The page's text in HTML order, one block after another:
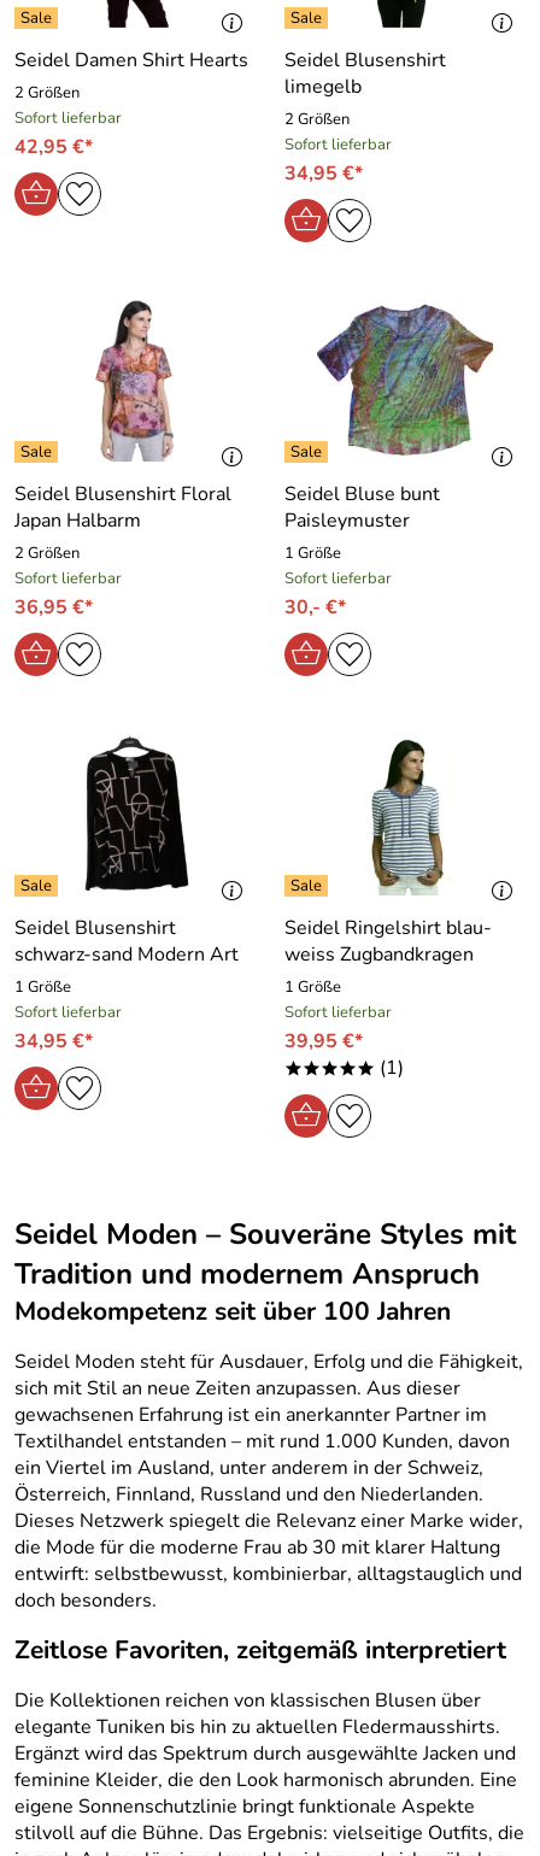
Seidel Damen Shirt Hearts
2 Größen
Sofort lieferbar
42,95 €*
Seidel Blusenshirt
limegelb
2 Größen
Sofort lieferbar
34,95 €*
Seidel Blusenshirt Floral
Japan Halbarm
2 Größen
Sofort lieferbar
36,95 €*
Seidel Bluse bunt
Paisleymuster
1 Größe
Sofort lieferbar
30,- €*
Seidel Blusenshirt
schwarz-sand Modern Art
1 Größe
Sofort lieferbar
34,95 €*
Seidel Ringelshirt blau-
weiss Zugbandkragen
1 Größe
Sofort lieferbar
39,95 €*
***** (1)
Seidel Moden – Souveräne Styles mit
Tradition und modernem Anspruch
Modekompetenz seit über 100 Jahren
Seidel Moden steht für Ausdauer, Erfolg und die Fähigkeit,
sich mit Stil an neue Zeiten anzupassen. Aus dieser
gewachsenen Erfahrung ist ein anerkannter Partner im
Textilhandel entstanden – mit rund 1.000 Kunden, davon
ein Viertel im Ausland, unter anderem in der Schweiz,
Österreich, Finnland, Russland und den Niederlanden.
Dieses Netzwerk spiegelt die Relevanz einer Marke wider,
die Mode für die moderne Frau ab 30 mit klarer Haltung
entwirft: selbstbewusst, kombinierbar, alltagstauglich und
doch besonders.
Zeitlose Favoriten, zeitgemäß interpretiert
Die Kollektionen reichen von klassischen Blusen über
elegante Tuniken bis hin zu aktuellen Fledermausshirts.
Ergänzt wird das Spektrum durch ausgewählte Jacken und
feminine Kleider, die den Look harmonisch abrunden. Eine
eigene Sonnenschutzlinie bringt funktionale Aspekte
stilvoll auf die Bühne. Das Ergebnis: vielseitige Outfits, die